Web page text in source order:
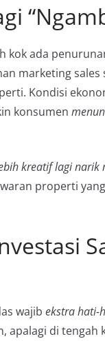
kok ada
marketing sales
Kondisi
konsumen
kreatif lagi narik
properti
wajib ekstra hati-
apalagi di